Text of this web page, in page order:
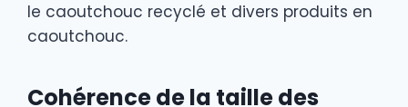
le caoutchouc recyclé et divers produits en
caoutchouc.
Cohérence de la taille des